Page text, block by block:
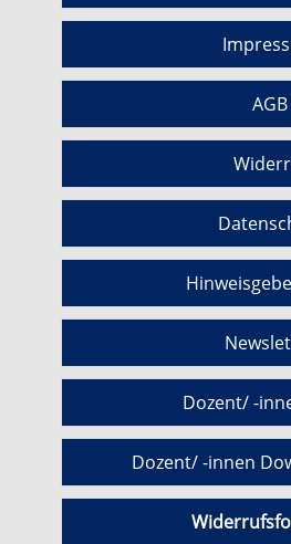
AGB
Dozent/ -
Dozent/ -innen